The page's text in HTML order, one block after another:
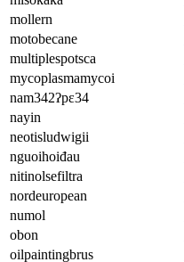
mollern
motobecane
multiplespotsca
mycoplasmamycoi
nam342ʔpɛ34
nayin
neotisludwigii
nguoihoiđau
nitinolsefiltra
nordeuropean
numol
obon
oilpaintingbrus